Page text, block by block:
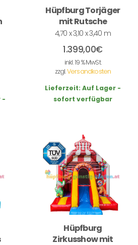
-
Hüpfburg Torjäger
mit Rutsche
4,70 x 3,10 x 3,40 m
1.399,00€
inkl. 19 % MwSt.
zzgl.Versandkosten
Lieferzeit: Auf Lager -
sofort verfügbar
Hüpfburg
Zirkusshow mit